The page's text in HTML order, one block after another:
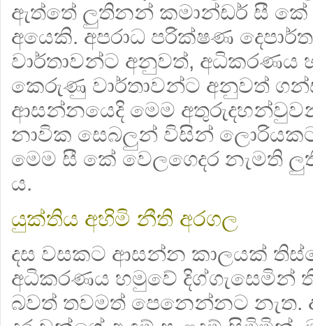
ඇත්තේ ලුතිනන් කමාන්ඩර් සී කේ
අයෙකි. අපරාධ පරික්ෂණ
වාර්තාවන්ට අනුවත්, අධිකරණය
කෙරුණු වාර්තාවන්ට අනුවත්
ආසන්නයෙදි මෙම
නාවික සෙබලුන් විසින්
මෙම සී කේ වෙලගෙදර නැමති
ය.
යුක්තිය අහිමි නීති අරගල
දස වසකට ආසන්න කාලයක්
අධිකරණය හමුවේ දිග්ගැසෙමින්
බවත් තවමත් පෙනෙන්නට නැත.